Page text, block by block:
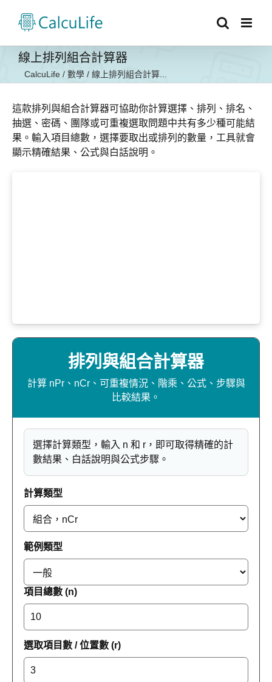
線上排列組合計算器
CalcuLife / 數學 / 線上排列組合計算...
這款排列與組合計算器可協助你計算選擇、排列、排名、
抽選、密碼、團隊或可重複選取問題中共有多少種可能結
果。輸入項目總數，選擇要取出或排列的數量，工具就會
顯示精確結果、公式與白話說明。
排列與組合計算器
計算 nPr、nCr、可重複情況、階乘、公式、步驟與
比較結果。
選擇計算類型，輸入 n 和 r，即可取得精確的計
數結果、白話說明與公式步驟。
計算類型
範例類型
項目總數 (n)
選取項目數 / 位置數 (r)